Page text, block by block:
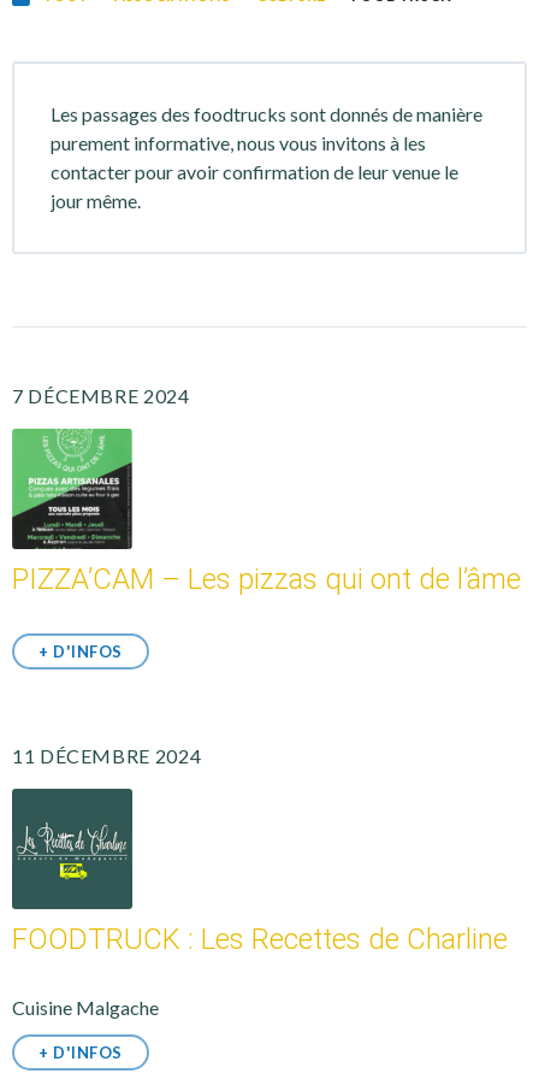
Les passages des foodtrucks sont donnés de manière
purement informative, nous vous invitons à les
contacter pour avoir confirmation de leur venue le
jour même.
7 DÉCEMBRE 2024
PIZZA’CAM – Les pizzas qui ont de l’âme
+ D'INFOS
11 DÉCEMBRE 2024
FOODTRUCK : Les Recettes de Charline
Cuisine Malgache
+ D'INFOS